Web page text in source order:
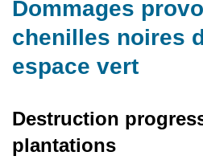
Dommages
chenilles noires
espace vert
Destruction
plantations